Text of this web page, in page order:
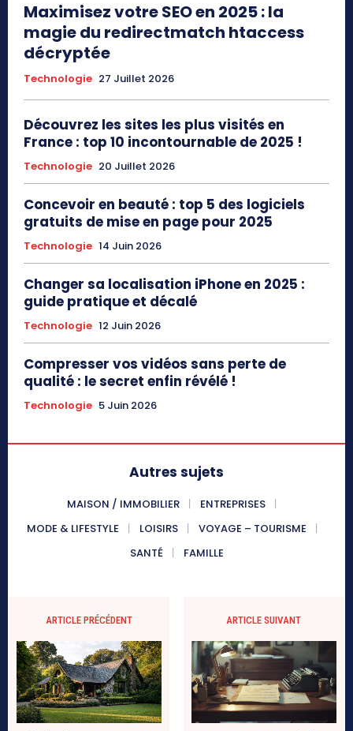
Maximisez votre SEO en 2025 : la
magie du redirectmatch htaccess
décryptée
Technologie 27 Juillet 2026
Découvrez les sites les plus visités en
France : top 10 incontournable de 2025 !
Technologie 20 Juillet 2026
Concevoir en beauté : top 5 des logiciels
gratuits de mise en page pour 2025
Technologie 14 Juin 2026
Changer sa localisation iPhone en 2025 :
guide pratique et décalé
Technologie 12 Juin 2026
Compresser vos vidéos sans perte de
qualité : le secret enfin révélé !
Technologie 5 Juin 2026
Autres sujets
MAISON / IMMOBILIER
ENTREPRISES
MODE & LIFESTYLE
LOISIRS
VOYAGE – TOURISME
SANTÉ
FAMILLE
ARTICLE PRÉCÉDENT ARTICLE SUIVANT